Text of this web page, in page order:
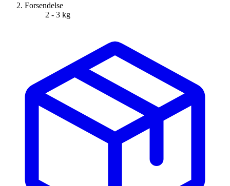
Forsendelse
2 - 3 kg